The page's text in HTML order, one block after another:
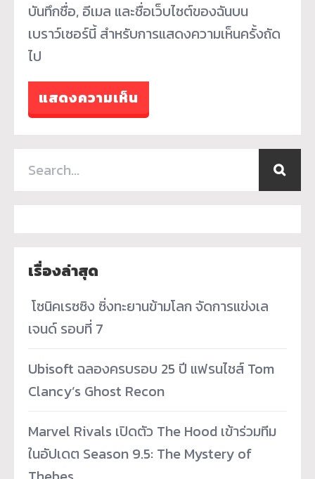
บันทึกชื่อ, อีเมล และชื่อเว็บไซต์ของฉันบน
เบราว์เซอร์นี้ สำหรับการแสดงความเห็นครั้งถัด
ไป
เรื่องล่าสุด
­ โซนิคเรซซิง ซิ่งทะยานข้ามโลก จัดการแข่งเล
เจนด์ รอบที่ 7
Ubisoft ฉลองครบรอบ 25 ปี แฟรนไชส์ Tom
Clancy’s Ghost Recon
Marvel Rivals เปิดตัว The Hood เข้าร่วมทีม
ในอัปเดต Season 9.5: The Mystery of